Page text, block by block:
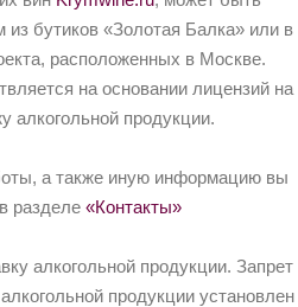
из бутиков «Золотая Балка» или в
расположенных в Москве.
на основании лицензий на
алкогольной продукции.
а также иную информацию вы
разделе «Контакты»
алкогольной продукции. Запрет
продукции установлен